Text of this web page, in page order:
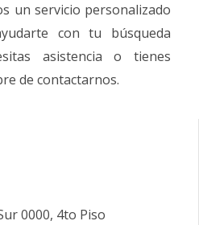
un servicio personalizado
con tu búsqueda
asistencia o tienes
de contactarnos.
0000, 4to Piso